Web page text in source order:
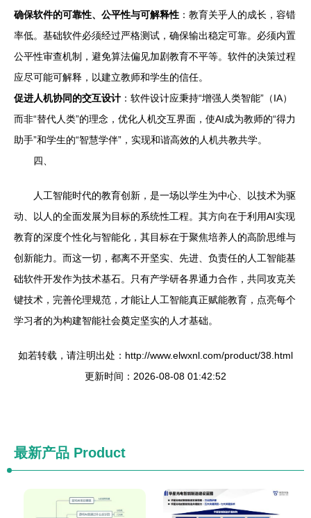
确保软件的可靠性、公平性与可解释性 ：教育关乎人的成长，容错
率低。基础软件必须经过严格测试，确保输出稳定可靠。必须内置
公平性审查机制，避免算法偏见加剧教育不平等。软件的决策过程
应尽可能可解释，以建立教师和学生的信任。
促进人机协同的交互设计 ：软件设计应秉持“增强人类智能”（IA）
而非“替代人类”的理念，优化人机交互界面，使AI成为教师的“得力
助手”和学生的“智慧学伴”，实现和谐高效的人机共教共学。
四、
人工智能时代的教育创新，是一场以学生为中心、以技术为驱
动、以人的全面发展为目标的系统性工程。其方向在于利用AI实现
教育的深度个性化与智能化，其目标在于聚焦培养人的高阶思维与
创新能力。而这一切，都离不开坚实、先进、负责任的人工智能基
础软件开发作为技术基石。只有产学研各界通力合作，共同攻克关
键技术，完善伦理规范，才能让人工智能真正赋能教育，点亮每个
学习者的为构建智能社会奠定坚实的人才基础。
如若转载，请注明出处：http://www.elwxnl.com/product/38.html
更新时间：2026-08-08 01:42:52
最新产品 Product